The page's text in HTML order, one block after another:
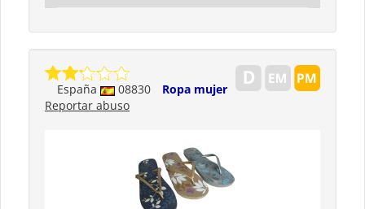
España 08830
Ropa mujer
Reportar abuso